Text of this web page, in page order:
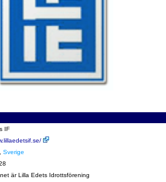
IF
Sverige
är Lilla Edets Idrottsförening